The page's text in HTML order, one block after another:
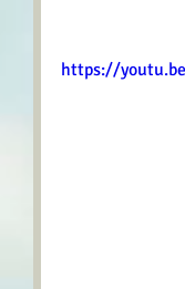
https://